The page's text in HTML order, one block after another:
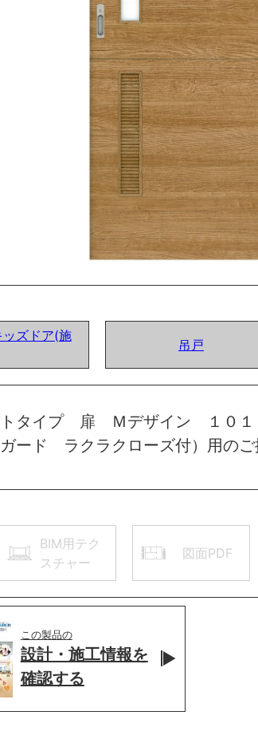
ズドア(施
吊戸
タイプ 扉 Ｍデザイン １０
ード ラクラクローズ付）用の
BIM用テク
スチャー
図面PDF
この製品の
設計・施工情報を
確認する